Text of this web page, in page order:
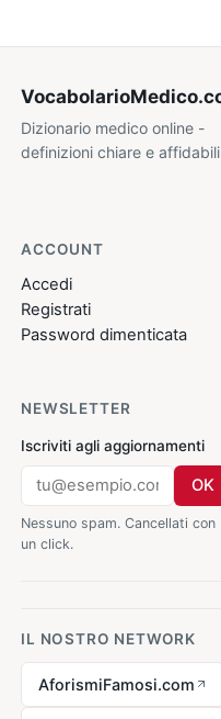
VocabolarioMedico
Dizionario medico online -
definizioni chiare e affidabili
ACCOUNT
Accedi
Registrati
Password dimenticata
NEWSLETTER
Iscriviti agli aggiornamenti
OK
Nessuno spam. Cancellati con
un click.
IL NOSTRO NETWORK
AforismiFamosi.com